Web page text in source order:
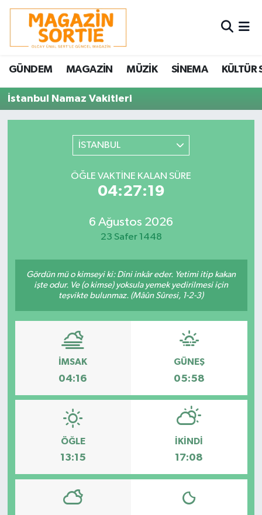
GÜNDEM MAGAZİN MÜZİK SİNEMA KÜLTÜR
İstanbul Namaz Vakitleri
İSTANBUL
ÖĞLE VAKTINE KALAN SÜRE
04:27:19
6 Ağustos 2026
23 Safer 1448
Gördün mü o kimseyi ki: Dini inkâr eder. Yetimi itip kakan
işte odur. Ve (o kimse) yoksula yemek yedirilmesi için
teşvikte bulunmaz. (Mâûn Sûresi, 1-2-3)
İMSAK
04:16
GÜNEŞ
05:58
ÖĞLE
13:15
İKINDI
17:08
Nöbetçi Eczaneler
Hava Durumu
Trafik Durumu
Süper Lig Puan Durumu ve Fikstür
Son Dakika Haberleri